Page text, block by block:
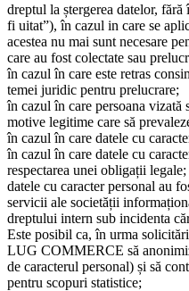
dreptul la ștergerea datelor,
fi uitat”), în cazul in care se
acestea nu mai sunt necesare
care au fost colectate sau
în cazul în care este retras
temei juridic pentru prelucrare;
în cazul în care persoana vizată
motive legitime care să
în cazul în care datele cu
în cazul în care datele cu
respectarea unei obligații legale;
datele cu caracter personal au
servicii ale societății
dreptului intern sub incidenta
Este posibil ca, în urma
LUG COMMERCE să
de caracterul personal) și să
pentru scopuri statistice;